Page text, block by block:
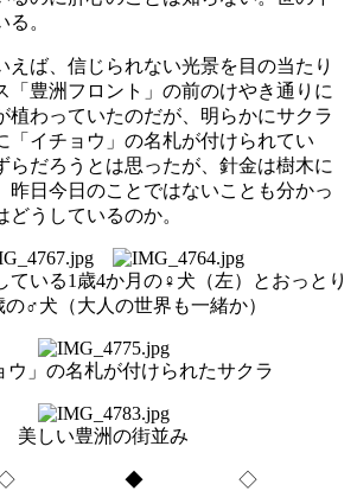
。
ば、信じられない光景を目の当たり
「豊洲フロント」の前のけやき通りに
植わっていたのだが、明らかにサクラ
「イチョウ」の名札が付けられてい
らだろうとは思ったが、針金は樹木に
昨日今日のことではないことも分かっ
どうしているのか。
ている1歳4か月の♀犬（左）とおっとり
の♂犬（大人の世界も一緒か）
ウ」の名札が付けられたサクラ
美しい豊洲の街並み
◆ ◇